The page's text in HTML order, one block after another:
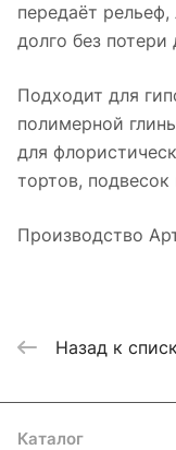
передаёт рельеф,
долго без потери
Подходит для
полимерной
для
тортов,
Производство
Назад к
Каталог